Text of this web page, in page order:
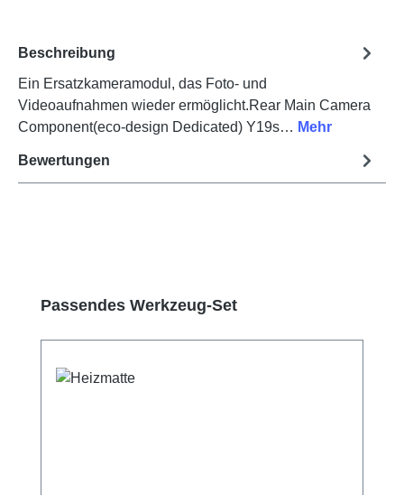
Beschreibung
Ein Ersatzkameramodul, das Foto- und
Videoaufnahmen wieder ermöglicht.Rear Main Camera
Component(eco-design Dedicated) Y19s… Mehr
Bewertungen
Produktgalerie überspringen
Passendes Werkzeug-Set